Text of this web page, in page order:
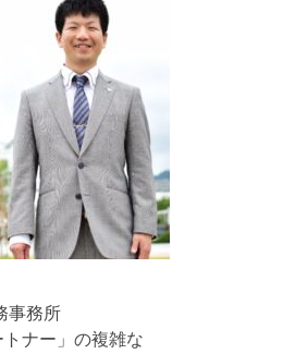
事務所
トナー」の複雑な